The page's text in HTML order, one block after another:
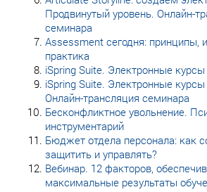
Продвинутый уровень. Онлайн-
семинара
Assessment сегодня: принципы,
практика
iSpring Suite. Электронные
iSpring Suite. Электронные
Онлайн-трансляция семинара
Бесконфликтное увольнение.
инструментарий
Бюджет отдела персонала: как
защитить и управлять?
Вебинар. 12 факторов,
максимальные результаты